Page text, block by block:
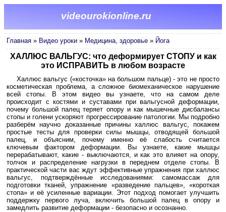
videourokionline.ru
Главная » Видео уроки » Медицина, здоровье » Йога
ХАЛЛЮС ВАЛЬГУС: что деформирует СТОПУ и как
это ИСПРАВИТЬ в любом возрасте
Халлюс вальгус («косточка» на большом пальце) - это не просто
косметическая проблема, а сложное биомеханическое нарушение
всей стопы. В этом видео вы узнаете, что на самом деле
происходит с костями и суставами при вальгусной деформации,
почему большой палец теряет опору и как мышечные дисбалансы
стопы и голени ускоряют прогрессирование патологии. Мы подробно
разберём научно доказанные причины халлюс вальгус, покажем
простые тесты для проверки силы мышцы, отводящей большой
палец, и объясним, почему именно её слабость считается
ключевым фактором деформации. Вы узнаете, какие мышцы
перерабатывают, какие - выключаются, и как это влияет на опору,
толчок и распределение нагрузки в переднем отделе стопы. В
практической части вас ждут эффективные упражнения при халлюс
вальгус, подтверждённые исследованиями: самомассаж для
подготовки тканей, упражнение «разведение пальцев», «короткая
стопа» и её усиленные вариации. Этот подход помогает улучшить
поддержку первого луча, включить большой палец в опору и
замедлить развитие деформации - безопасно и осознанно.